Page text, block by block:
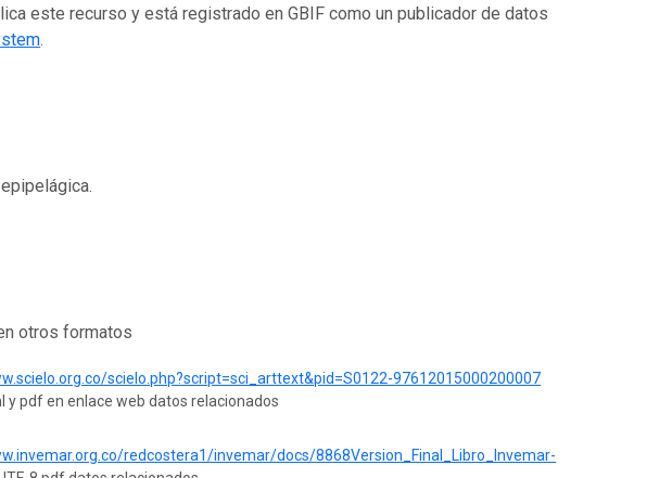
este recurso y está registrado en GBIF como un publicador de datos
.
otros formatos
scielo.php?script=sci_arttext&pid=S0122-97612015000200007
y pdf en enlace web datos relacionados
redcostera1/invemar/docs/8868Version_Final_Libro_Invemar-